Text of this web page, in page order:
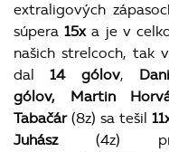
extraligových
súpera15xa je v
našich strelcoch, tak
dal14 gólov,
gólov,
Martin
Tabačár(8z) sa tešil
Juhász(4z)